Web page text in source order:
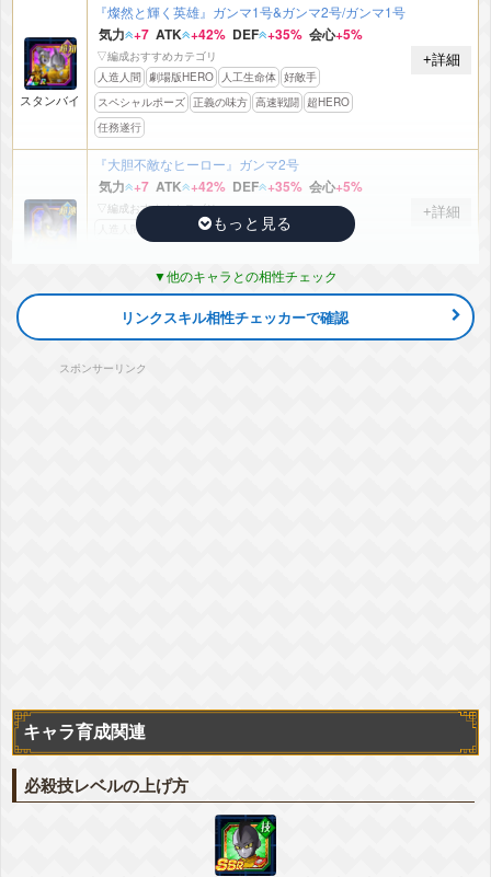
スタンバイ
『燦然と輝く英雄』ガンマ1号&ガンマ2号/ガンマ1号
気力 +7 ATK +42% DEF +35% 会心+5%
▽編成おすすめカテゴリ
人造人間 劇場版HERO 人工生命体 好敵手
スペシャルポーズ 正義の味方 高速戦闘 超HERO
任務遂行
+詳細
『大胆不敵なヒーロー』ガンマ2号
気力 +7 ATK +42% DEF +35% 会心+5%
▽編成おすすめカテゴリ
人造人間
劇場版HERO 人工生命体 好敵手
+詳細
『正義の結託』ガンマ2号+ピッコロ(潜在能力解放)
気力 +7 ATK +42% DEF +35% 会心+5%
気力 +2
▽編成おすすめカテゴリ
『第11宇宙を守るための覚悟』トッポ
+32% DEF +5%
▽編成おすすめカテゴリ
正義の味方
他のキャラとの相性チェック
リンクスキル相性チェッカーで確認
スポンサーリンク
キャラ育成関連
必殺技レベルの上げ方